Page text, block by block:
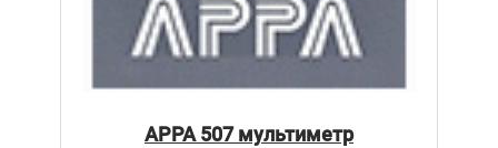
APPA 507 мультиметр